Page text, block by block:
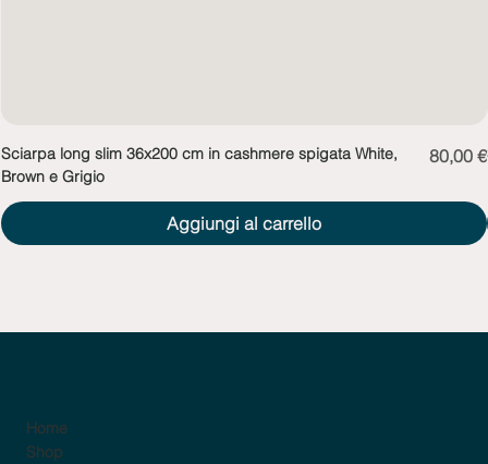
Sciarpa long slim 36x200 cm in cashmere spigata White,
Brown e Grigio
Prezzo
80,00 €
Aggiungi al carrello
Home
Shop